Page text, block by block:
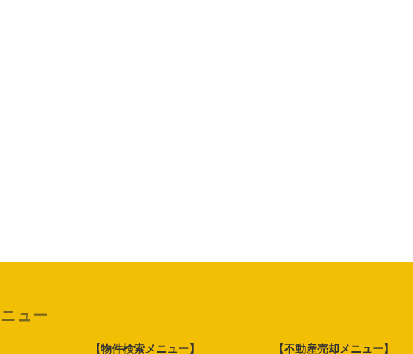
ュー
【物件検索メニュー】 【不動産売却メニュー】